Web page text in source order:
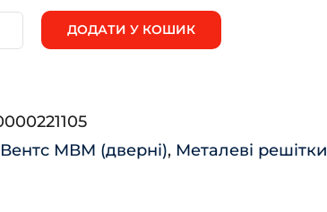
ДОДАТИ У КОШИК
Вентс МВМ (дверні), Металеві решітки